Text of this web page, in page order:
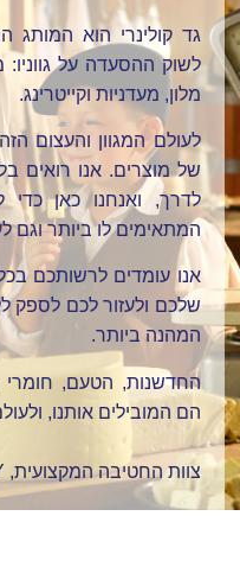
גד קולינרי
הוא המותג
לשוק ההסעדה על
מלון, מעדניות וקייטרינג.
לעולם המגוון והעצום
של מוצרים. אנו רואים
לדרך, ואנחנו כאן
המתאימים לו ביותר וגם
אנו עומדים לרשותכם
שלכם ולעזור לכם לספק
המהנה ביותר.
החדשנות, הטעם, חומרי
הם המובילים אותנו,
צוות החטיבה המקצועית,